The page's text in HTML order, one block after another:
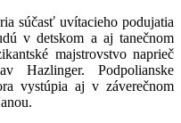
súčasť uvítacieho podujatia
v detskom a aj tanečnom
majstrovstvo naprieč
Hazlinger. Podpolianske
vystúpia aj v záverečnom